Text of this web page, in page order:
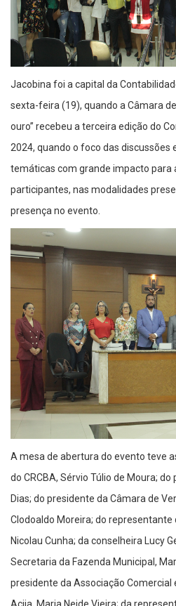
Jacobina foi a capital da
sexta-feira (19), quando a Câmara
ouro” recebeu a terceira edição do
2024, quando o foco das discussões
temáticas com grande impacto para
participantes, nas modalidades
presença no evento.
A mesa de abertura do evento teve
do CRCBA, Sérvio Túlio de Moura;
Dias; do presidente da Câmara de
Clodoaldo Moreira; do representante
Nicolau Cunha; da conselheira Lucy
Secretaria da Fazenda Municipal,
presidente da Associação Comercial